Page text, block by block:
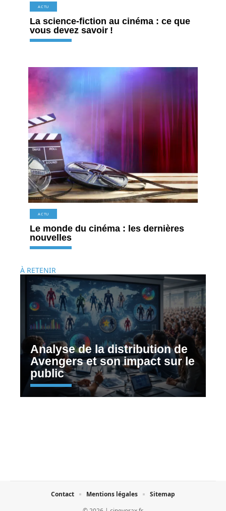
ACTU
La science-fiction au cinéma : ce que
vous devez savoir !
ACTU
Le monde du cinéma : les dernières
nouvelles
À RETENIR
Analyse de la distribution de
Avengers et son impact sur le
public
Contact Mentions légales Sitemap